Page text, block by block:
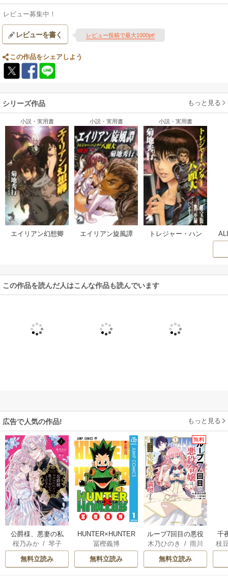
レビュー募集中！
レビューを書く レビュー投稿で最大1000pt!
この作品をシェアしよう
シリーズ作品 もっと見る
小説・実用書
エイリアン幻想卿
小説・実用書
エイリアン旋風譚
小説・実用書
トレジャー・ハン
この作品を読んだ人はこんな作品も読んでいます
広告で人気の作品! もっと見る
公爵様、悪妻の私
はもう放っておい
てください
桜乃みか/ 琴子
無料立読み
HUNTER×HUNTER
モノクロ版
冨樫義博
無料立読み
無料
ループ7回目の悪役
令嬢は、元敵国で
自由気ままな花嫁
生活を満喫する
木乃ひのき /雨川
透子/八美☆わん
無料立読み
千
国
枝